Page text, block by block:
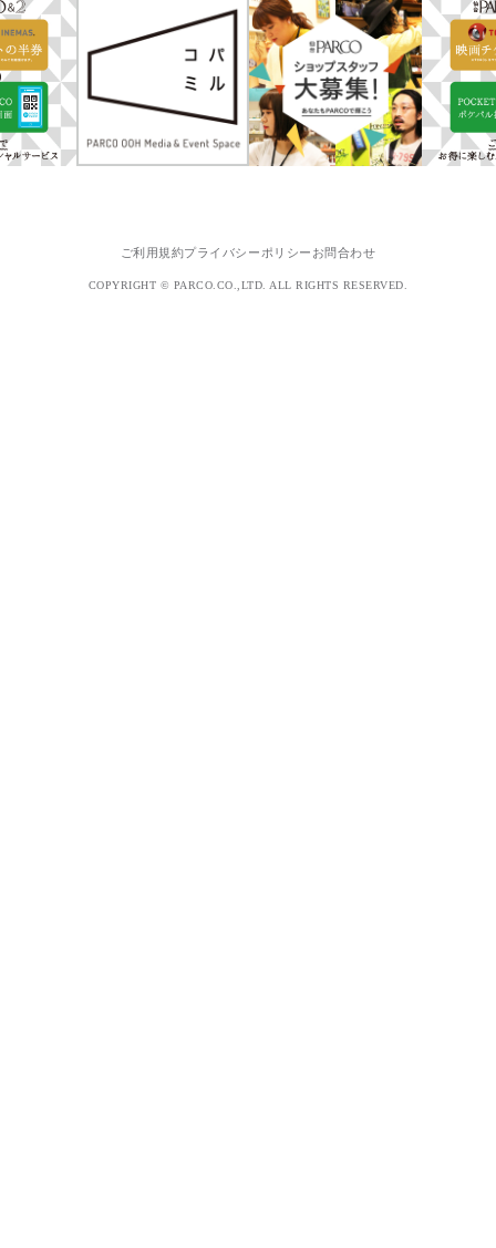
ご利用規約プライバシーポリシー お問合わせ
COPYRIGHT © PARCO.CO.,LTD. ALL RIGHTS RESERVED.